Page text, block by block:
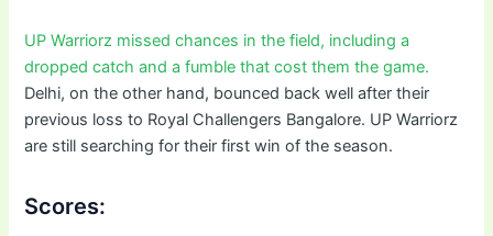
UP Warriorz missed chances in the field, including a
dropped catch and a fumble that cost them the game.
Delhi, on the other hand, bounced back well after their
previous loss to Royal Challengers Bangalore. UP Warriorz
are still searching for their first win of the season.
Scores: